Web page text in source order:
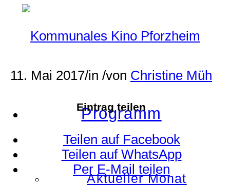
Programm
Aktueller Monat
11. Mai 2017/in /von Christine Müh
Eintrag teilen
Teilen auf Facebook
Teilen auf WhatsApp
Per E-Mail teilen